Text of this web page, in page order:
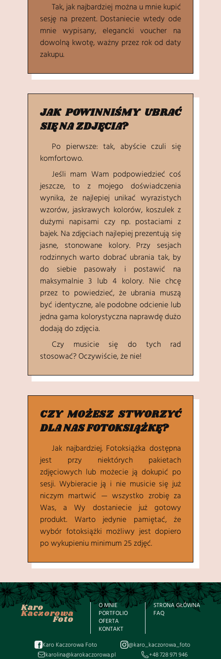
Tak, jak najbardziej można u mnie kupić
sesję na prezent. Dostaniecie wtedy ode
mnie wypisany, elegancki voucher na
dowolną kwotę, ważny przez rok od daty
zakupu.
JAK POWINNIŚMY UBRAĆ
SIĘ NA ZDJĘCIA?
Po pierwsze: tak, abyście czuli się
komfortowo.
Jeśli mam Wam podpowiedzieć coś
jeszcze, to z mojego doświadczenia
wynika, że najlepiej unikać wyrazistych
wzorów, jaskrawych kolorów, koszulek z
dużymi napisami czy np. postaciami z
bajek. Na zdjęciach najlepiej prezentują się
jasne, stonowane kolory. Przy sesjach
rodzinnych warto dobrać ubrania tak, by
do siebie pasowały i postawić na
maksymalnie 3 lub 4 kolory. Nie chcę
przez to powiedzieć, że ubrania muszą
być identyczne, ale podobne odcienie lub
jedna gama kolorystyczna naprawdę dużo
dodają do zdjęcia.
Czy musicie się do tych rad
stosować? Oczywiście, że nie!
CZY MOŻESZ STWORZYĆ
DLA NAS FOTOKSIĄŻKĘ?
Jak najbardziej. Fotoksiążka dostępna
jest przy niektórych pakietach
zdjęciowych lub możecie ją dokupić po
sesji. Wybieracie ją i nie musicie się już
niczym martwić — wszystko zrobię za
Was, a Wy dostaniecie już gotowy
produkt. Warto jedynie pamiętać, że
wybór fotoksiążki możliwy jest dopiero
po wykupieniu minimum 25 zdjęć.
Karo
Kaczorowa
Foto
O MNIE
PORTFOLIO
OFERTA
KONTAKT
STRONA GŁÓWNA
FAQ
Karo Kaczorowa Foto
@karo_kaczorowa_foto
karolina@karokaczorowa.pl
+48 728 971 946